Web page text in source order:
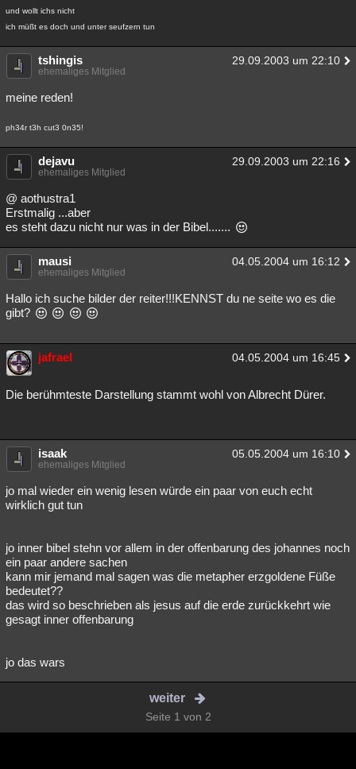
und wollt ichs nicht
ich müßt es doch und unter seufzern tun
tshingis 29.09.2003 um 22:10
ehemaliges Mitglied
meine reden!
ph34r t3h cut3 0n35!
dejavu 29.09.2003 um 22:16
ehemaliges Mitglied
@ aothustra1
Erstmalig ...aber
es steht dazu nicht nur was in der Bibel.......
mausi 04.05.2004 um 16:12
ehemaliges Mitglied
Hallo ich suche bilder der reiter!!!KENNST du ne seite wo es die
gibt?
jafrael 04.05.2004 um 16:45
Die berühmteste Darstellung stammt wohl von Albrecht Dürer.
isaak 05.05.2004 um 16:10
ehemaliges Mitglied
jo mal wieder ein wenig lesen würde ein paar von euch echt
wirklich gut tun
jo inner bibel stehn vor allem in der offenbarung des johannes noch
ein paar andere sachen
kann mir jemand mal sagen was die metapher erzgoldene Füße
bedeutet??
das wird so beschrieben als jesus auf die erde zurückkehrt wie
gesagt inner offenbarung
jo das wars
weiter
Seite 1 von 2